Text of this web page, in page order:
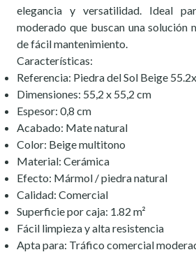
elegancia y versatilidad. Ideal
moderado que buscan una solución
de fácil mantenimiento.
Características:
Referencia: Piedra del Sol Beige
Dimensiones: 55,2 x 55,2 cm
Espesor: 0,8 cm
Acabado: Mate natural
Color: Beige multitono
Material: Cerámica
Efecto: Mármol / piedra natural
Calidad: Comercial
Superficie por caja: 1.82 m²
Fácil limpieza y alta resistencia
Apta para: Tráfico comercial